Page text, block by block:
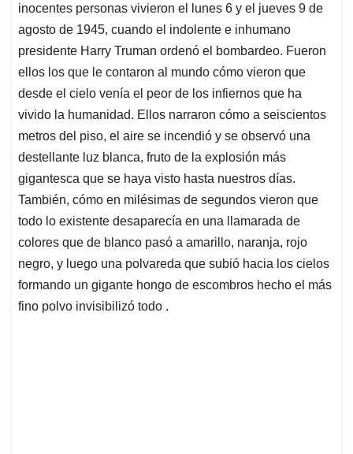
inocentes personas vivieron el lunes 6 y el jueves 9 de
agosto de 1945, cuando el indolente e inhumano
presidente Harry Truman ordenó el bombardeo. Fueron
ellos los que le contaron al mundo cómo vieron que
desde el cielo venía el peor de los infiernos que ha
vivido la humanidad. Ellos narraron cómo a seiscientos
metros del piso, el aire se incendió y se observó una
destellante luz blanca, fruto de la explosión más
gigantesca que se haya visto hasta nuestros días.
También, cómo en milésimas de segundos vieron que
todo lo existente desaparecía en una llamarada de
colores que de blanco pasó a amarillo, naranja, rojo
negro, y luego una polvareda que subió hacia los cielos
formando un gigante hongo de escombros hecho el más
fino polvo invisibilizó todo .